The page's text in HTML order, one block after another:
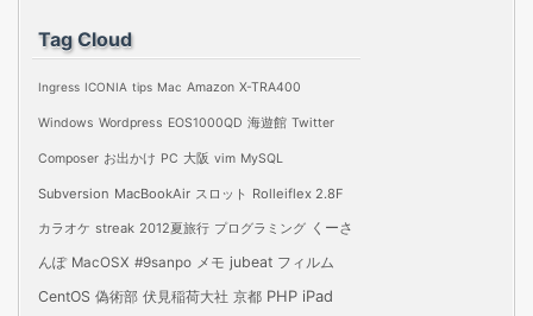
ブ
Tag Cloud
Ingress ICONIA tips Mac Amazon X-TRA400
Windows Wordpress EOS1000QD 海遊館 Twitter
Composer お出かけ PC 大阪 vim MySQL
Subversion MacBookAir スロット Rolleiflex 2.8F
カラオケ streak 2012夏旅行 プログラミング くーさ
んぽ MacOSX #9sanpo メモ jubeat フィルム
CentOS 偽術部 伏見稲荷大社 京都 PHP iPad